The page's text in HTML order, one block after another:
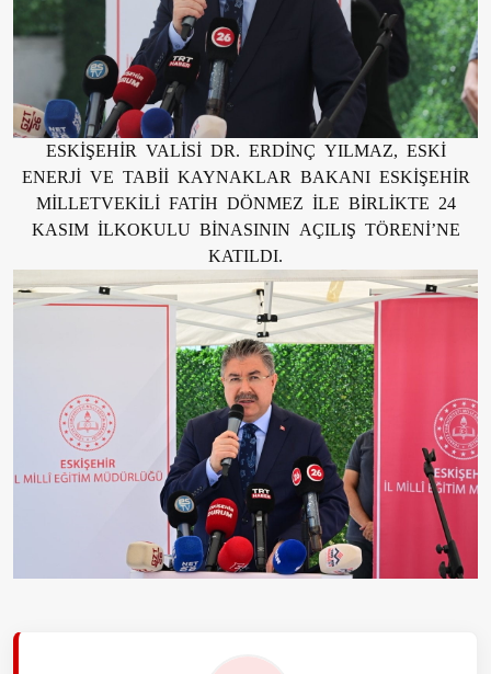
ESKİŞEHİR VALİSİ DR. ERDİNÇ YILMAZ, ESKİ
ENERJİ VE TABİİ KAYNAKLAR BAKANI ESKİŞEHİR
MİLLETVEKİLİ FATİH DÖNMEZ İLE BİRLİKTE 24
KASIM İLKOKULU BİNASININ AÇILIŞ TÖRENİ’NE
KATILDI.